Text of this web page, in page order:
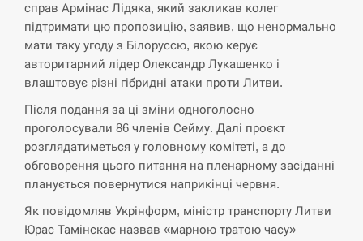
13:40
Біля українського літака в аеропорту Лейпцига
виявили дрон, ймовірно, з…
СЕРПЕНЬ
13:23
“Они должны быть уничтожены”: в МИДе
ответили, как отреагируют на…
СЕРПЕНЬ
Тайвань проводить найбільші військові
навчання на тлі загрози вторгнення з…
справ Армінас Лідяка, який закликав колег
підтримати цю пропозицію, заявив, що ненормально
мати таку угоду з Білоруссю, якою керує
авторитарний лідер Олександр Лукашенко і
влаштовує різні гібридні атаки проти Литви.
Після подання за ці зміни одноголосно
проголосували 86 членів Сейму. Далі проєкт
розглядатиметься у головному комітеті, а до
обговорення цього питання на пленарному засіданні
планується повернутися наприкінці червня.
Як повідомляв Укрінформ, міністр транспорту Литви
Юрас Тамінскас назвав «марною тратою часу»